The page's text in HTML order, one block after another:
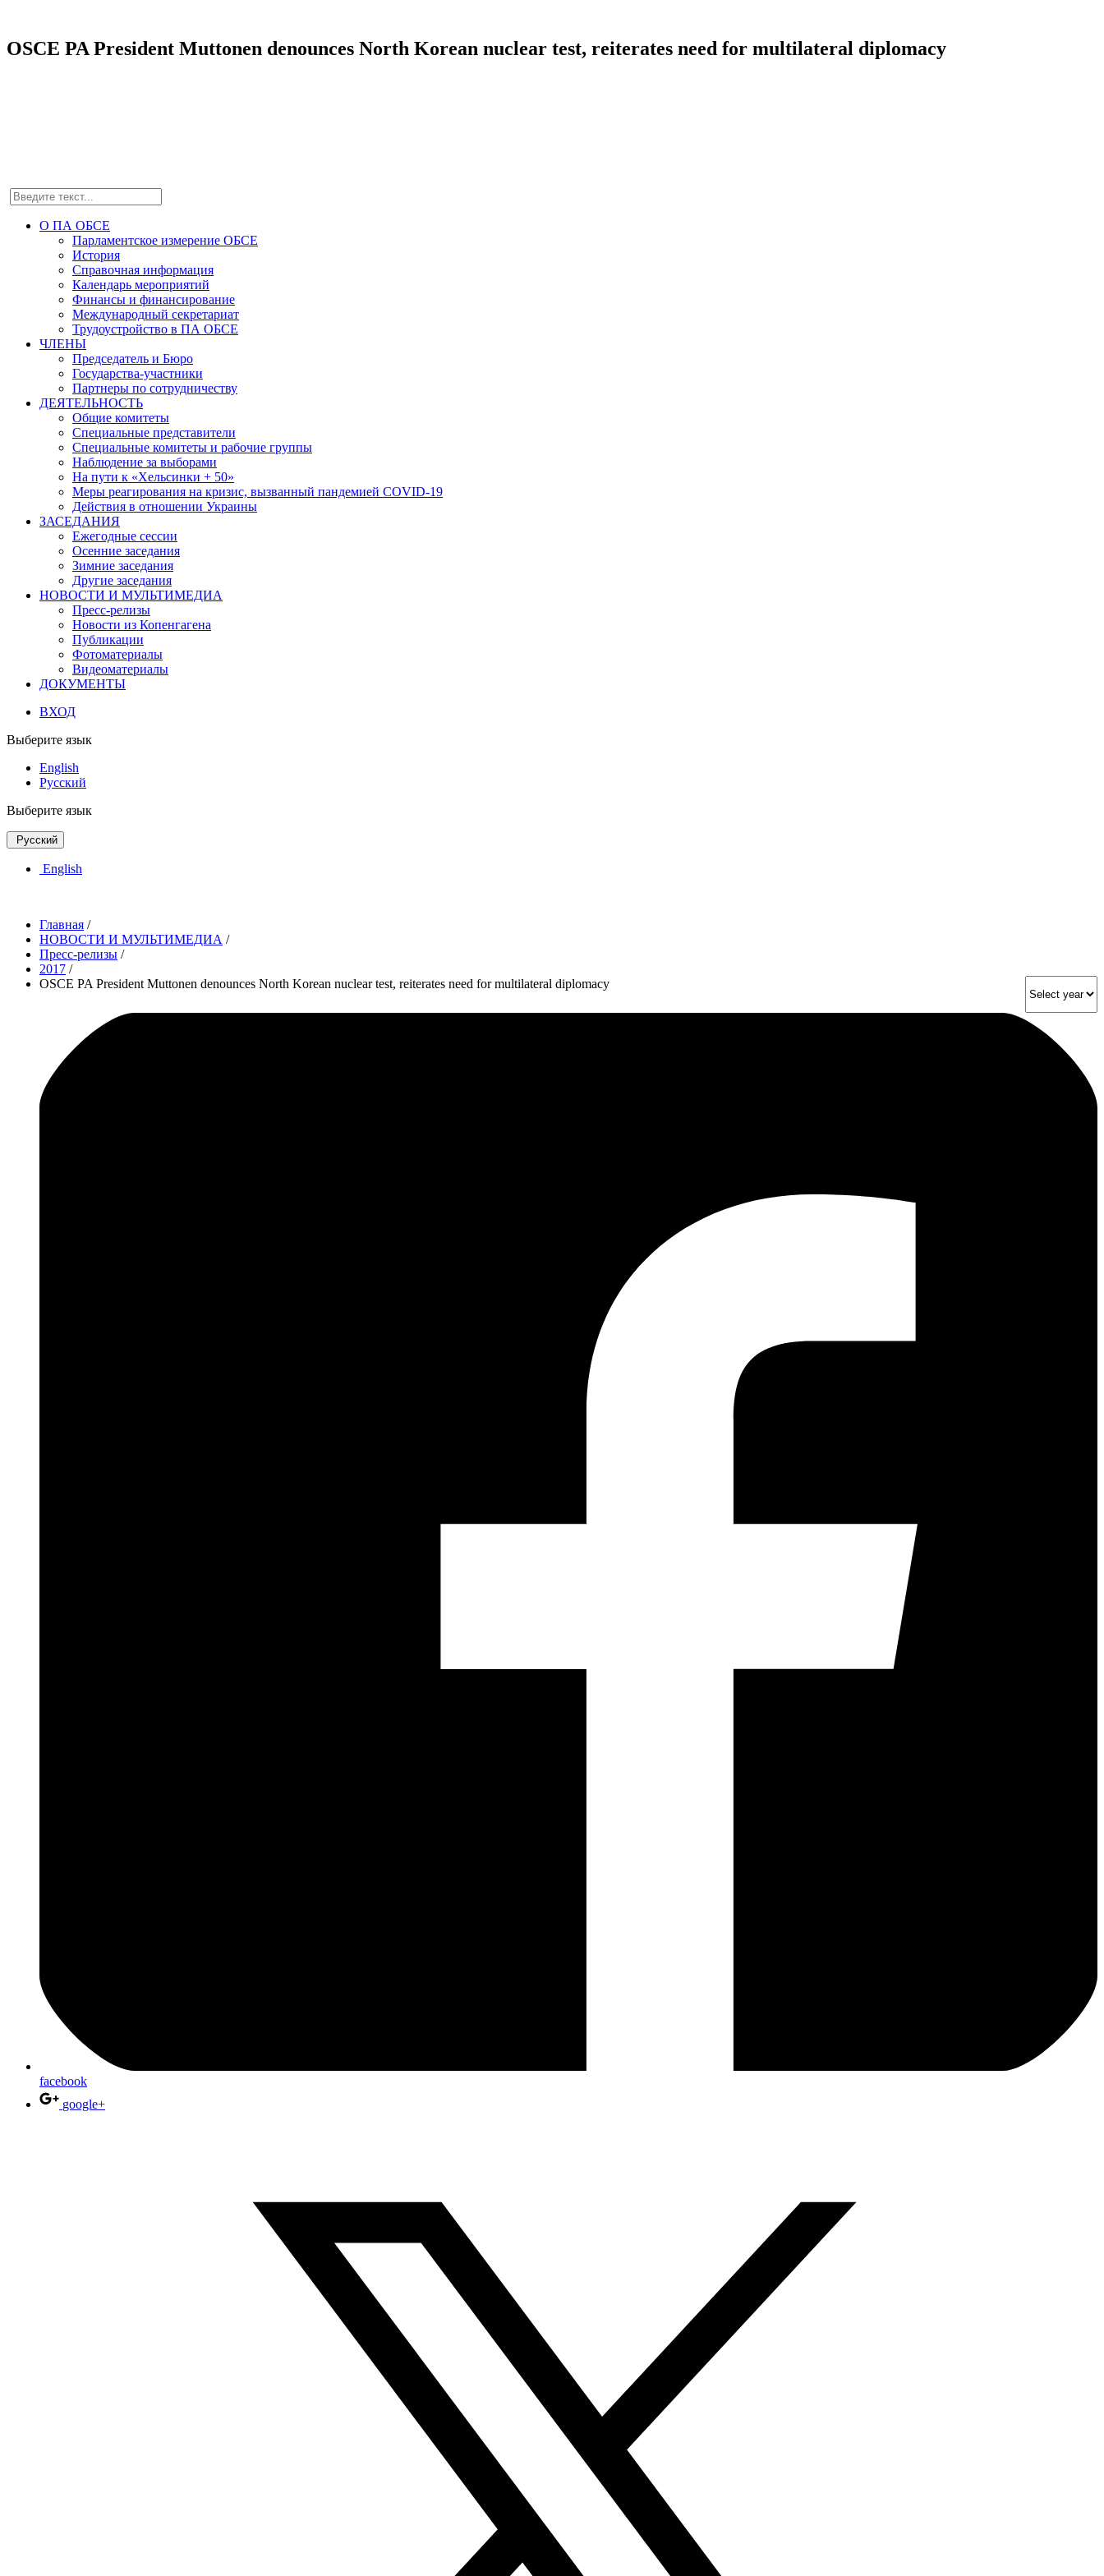
OSCE PA President Muttonen denounces North Korean nuclear test, reiterates need for multilateral diplomacy
О ПА ОБСЕ
Парламентское измерение ОБСЕ
История
Справочная информация
Календарь мероприятий
Финансы и финансирование
Международный секретариат
Трудоустройство в ПА ОБСЕ
ЧЛЕНЫ
Председатель и Бюро
Государства-участники
Партнеры по сотрудничеству
ДЕЯТЕЛЬНОСТЬ
Общие комитеты
Специальные представители
Специальные комитеты и рабочие группы
Наблюдение за выборами
На пути к «Хельсинки + 50»
Меры реагирования на кризис, вызванный пандемией COVID-19
Действия в отношении Украины
ЗАСЕДАНИЯ
Ежегодные сессии
Осенние заседания
Зимние заседания
Другие заседания
НОВОСТИ И МУЛЬТИМЕДИА
Пресс-релизы
Новости из Копенгагена
Публикации
Фотоматериалы
Видеоматериалы
ДОКУМЕНТЫ
ВХОД
Выберите язык
English
Русский
Выберите язык
Русский
English
Главная /
НОВОСТИ И МУЛЬТИМЕДИА /
Пресс-релизы /
2017 /
OSCE PA President Muttonen denounces North Korean nuclear test, reiterates need for multilateral diplomacy
facebook
google+